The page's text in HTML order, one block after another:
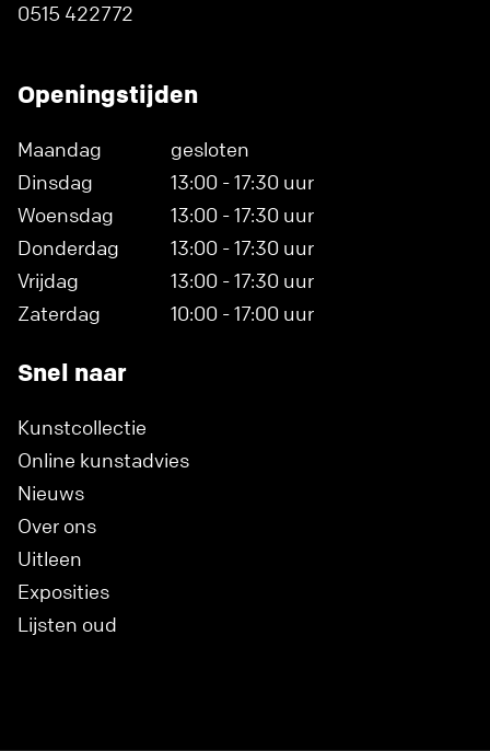
0515 422772
Openingstijden
Maandag
gesloten
Dinsdag
13:00 - 17:30 uur
Woensdag
13:00 - 17:30 uur
Donderdag
13:00 - 17:30 uur
Vrijdag
13:00 - 17:30 uur
Zaterdag
10:00 - 17:00 uur
Snel naar
Kunstcollectie
Online kunstadvies
Nieuws
Over ons
Uitleen
Exposities
Lijsten oud